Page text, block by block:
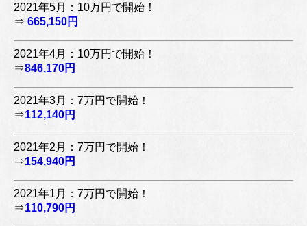
2021年5月：10万円で開始！
⇒ 665,150円
2021年4月：10万円で開始！
⇒846,170円
2021年3月：7万円で開始！
⇒112,140円
2021年2月：7万円で開始！
⇒154,940円
2021年1月：7万円で開始！
⇒110,790円